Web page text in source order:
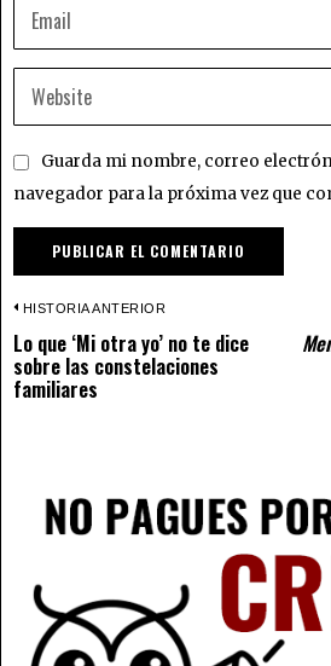
Guarda mi nombre, correo
navegador para la próxima vez que
Navegación
de
entradas
HISTORIA ANTERIOR
Previous
post:
Lo que ‘Mi otra yo’ no te dice
sobre las constelaciones
familiares